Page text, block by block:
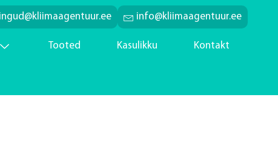
info@kliimaagentuur.ee
Tooted Kasulikku Kontakt